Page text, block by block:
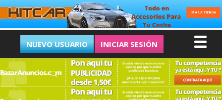
NUEVO USUARIO INICIAR SESIÓN